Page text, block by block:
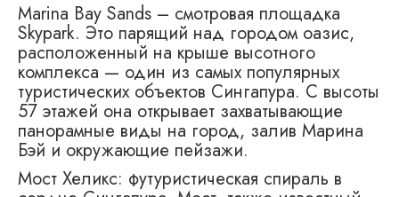
Marina Bay Sands – смотровая площадка
Skypark. Это парящий над городом оазис,
расположенный на крыше высотного
комплекса — один из самых популярных
туристических объектов Сингапура. С высоты
57 этажей она открывает захватывающие
панорамные виды на город, залив Марина
Бэй и окружающие пейзажи.
Мост Хеликс: футуристическая спираль в